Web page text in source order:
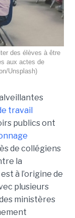
des élèves à être
aux actes de
Unsplash)
travail
publics ont
de collégiens
la
à l’origine de
plusieurs
ministères